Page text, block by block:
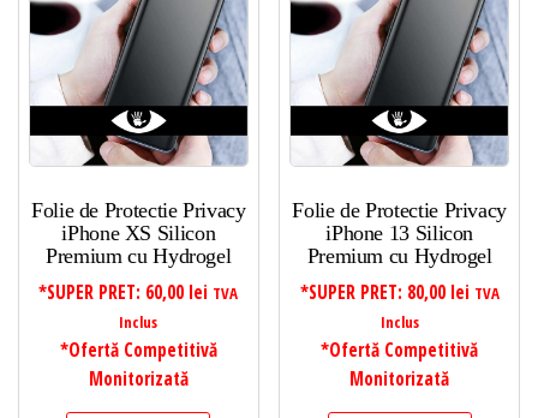
Folie de Protectie Privacy
iPhone XS Silicon
Premium cu Hydrogel
*SUPER PRET: 60,00 lei TVA
Inclus
*Ofertă Competitivă
Monitorizată
Folie de Protectie Privacy
iPhone 13 Silicon
Premium cu Hydrogel
*SUPER PRET: 80,00 lei TVA
Inclus
*Ofertă Competitivă
Monitorizată